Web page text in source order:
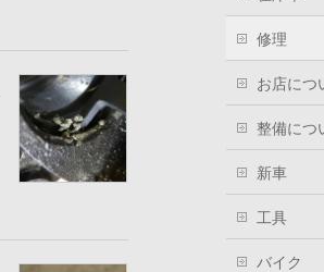
修理
お店につ
整備につ
新車
工具
バイク